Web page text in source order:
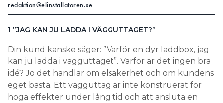
redaktion@elinstallatoren.se
1 ”JAG KAN JU LADDA I VÄGGUTTAGET?”
Din kund kanske säger: ”Varför en dyr laddbox, jag
kan ju ladda i vägguttaget”. Varför är det ingen bra
idé? Jo det handlar om elsäkerhet och om kundens
eget bästa. Ett vägguttag är inte konstruerat för
höga effekter under lång tid och att ansluta en